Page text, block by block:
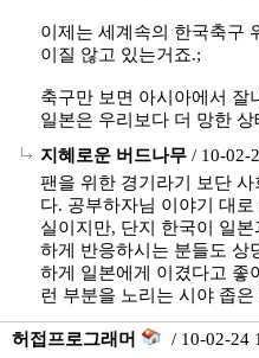
이제는 세계속의 한국축구
이질 않고 있는거죠.;
축구만 보면 아시아에서 잘
일본은 우리보다 더 망한
지혜로운 버드나무 / 10-02-
팬을 위한 경기라기 보단
다. 공부하자님 이야기 대
실이지만, 단지 한국이 일
하게 반응하시는 분들도 상
하게 일본에게 이겼다고 좋
런 부분을 노리는 시야 좁
허접프로그래머
/ 10-02-24